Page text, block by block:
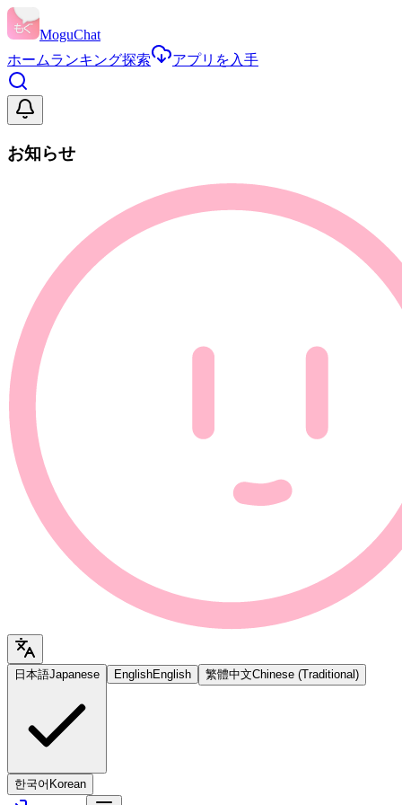
MoguChat
ホームランキング探索 アプリを入手
お知らせ
日本語Japanese EnglishEnglish 繁體中文Chinese (Traditional)
한국어 Korean